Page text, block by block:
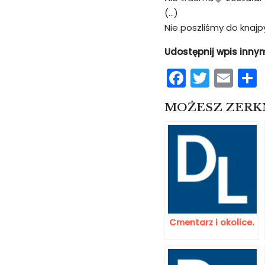
(…)
Nie poszliśmy do knajpy
Udostępnij wpis
F
a
c
e
o
o
k
T
w
itt
er
E
m
ai
S
MOŻESZ
Cmentarz i okolice.